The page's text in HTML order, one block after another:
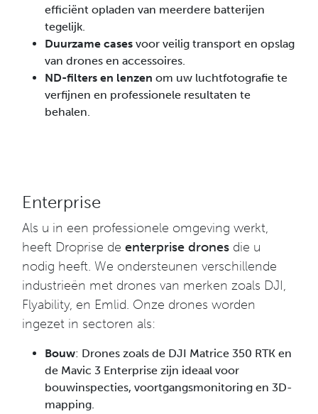
efficiënt opladen van meerdere batterijen
tegelijk.
Duurzame cases voor veilig transport en opslag
van drones en accessoires.
ND-filters en lenzen om uw luchtfotografie te
verfijnen en professionele resultaten te
behalen.
Enterprise
Als u in een professionele omgeving werkt,
heeft Droprise de enterprise drones die u
nodig heeft. We ondersteunen verschillende
industrieën met drones van merken zoals DJI,
Flyability, en Emlid. Onze drones worden
ingezet in sectoren als:
Bouw: Drones zoals de DJI Matrice 350 RTK en
de Mavic 3 Enterprise zijn ideaal voor
bouwinspecties, voortgangsmonitoring en 3D-
mapping.